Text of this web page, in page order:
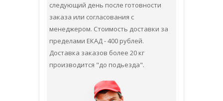
следующий день после готовности
заказа или согласования с
менеджером. Стоимость доставки за
пределами ЕКАД - 400 рублей.
Доставка заказов более 20 кг
производится "до подьезда".